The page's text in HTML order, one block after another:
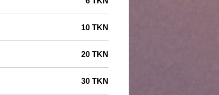
10 TKN
20 TKN
30 TKN